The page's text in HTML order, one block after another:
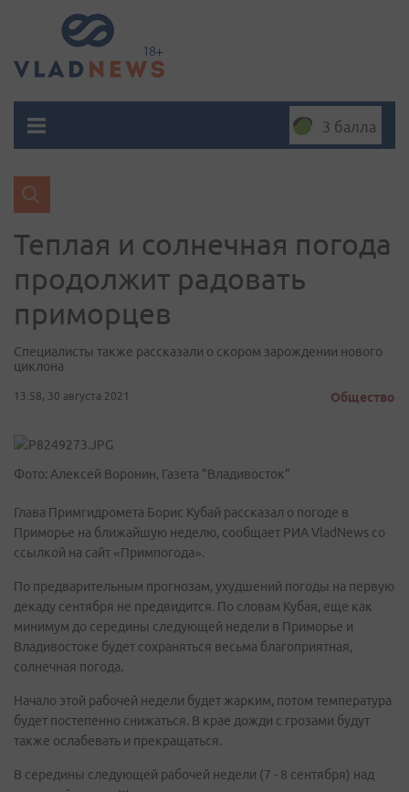
3 балла
Теплая и солнечная погода
продолжит радовать
приморцев
Специалисты также рассказали о скором зарождении нового
циклона
13:58, 30 августа 2021 Общество
Фото: Алексей Воронин, Газета "Владивосток"
Глава Примгидромета Борис Кубай рассказал о погоде в
Приморье на ближайшую неделю, сообщает РИА VladNews со
ссылкой на сайт «Примпогода».
По предварительным прогнозам, ухудшений погоды на первую
декаду сентября не предвидится. По словам Кубая, еще как
минимум до середины следующей недели в Приморье и
Владивостоке будет сохраняться весьма благоприятная,
солнечная погода.
Начало этой рабочей недели будет жарким, потом температура
будет постепенно снижаться. В крае дожди с грозами будут
также ослабевать и прекращаться.
В середины следующей рабочей недели (7 - 8 сентября) над